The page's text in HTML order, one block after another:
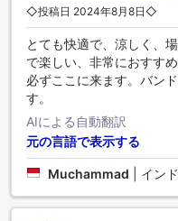
◇投稿日 2024年8月8日◇
とても快適で、涼しく、
で楽しい、非常におすす
必ずここに来ます。バン
す。
AIによる自動翻訳
元の言語で表示する
Muchammad イン